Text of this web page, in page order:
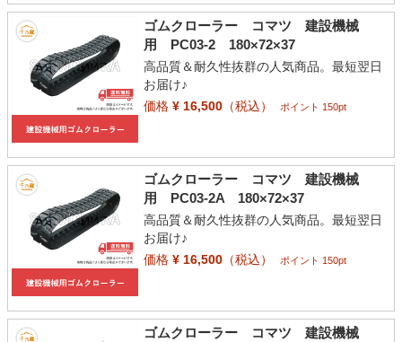
ゴムクローラー コマツ 建設機械
用 PC03-2 180×72×37
高品質＆耐久性抜群の人気商品。最短翌日
お届け♪
価格¥ 16,500（税込） ポイント 150pt
ゴムクローラー コマツ 建設機械
用 PC03-2A 180×72×37
高品質＆耐久性抜群の人気商品。最短翌日
お届け♪
価格¥ 16,500（税込） ポイント 150pt
ゴムクローラー コマツ 建設機械